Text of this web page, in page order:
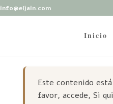
info@eljain.com
Inicio
Este contenido
favor, accede, Si